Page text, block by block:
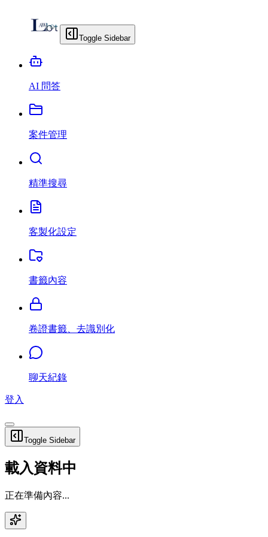
Toggle Sidebar
AI 問答
案件管理
精準搜尋
客製化設定
書籤內容
卷證書籤、去識別化
聊天紀錄
登入
Toggle Sidebar
載入資料中
正在準備內容...